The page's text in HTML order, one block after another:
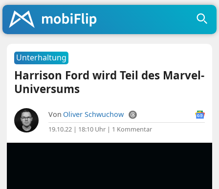
Unterhaltung
Harrison Ford wird Teil des Marvel-
Universums
Von Oliver Schwuchow
19.10.22 | 18:10 Uhr | 1 Kommentar